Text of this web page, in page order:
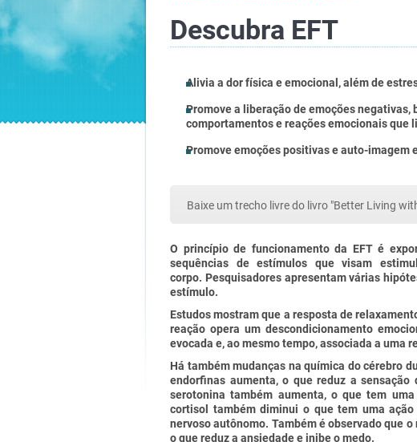
Descubra EFT
Alivia a dor física e emocional, além de
Promove a liberação de emoções negativas,
comportamentos e reações emocionais que
Promove emoções positivas e auto-imagem
Baixe um trecho livre do livro "Better Living
O princípio de funcionamento da EFT é
sequências de estímulos que visam
corpo. Pesquisadores apresentam várias
estímulo.
Estudos mostram que a resposta de
reação opera um descondicionamento
evocada e, ao mesmo tempo, associada a uma
Há também mudanças na química do cérebro
endorfinas aumenta, o que reduz a
serotonina também aumenta, o que tem
cortisol também diminui o que tem uma
nervoso autônomo. Também é observado que
o que reduz a ansiedade e inibe o medo.